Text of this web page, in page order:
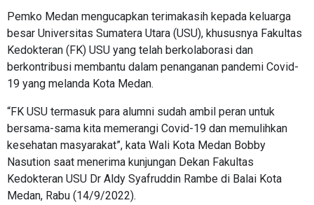
Pemko Medan mengucapkan terimakasih kepada keluarga
besar Universitas Sumatera Utara (USU), khususnya Fakultas
Kedokteran (FK) USU yang telah berkolaborasi dan
berkontribusi membantu dalam penanganan pandemi Covid-
19 yang melanda Kota Medan.
“FK USU termasuk para alumni sudah ambil peran untuk
bersama-sama kita memerangi Covid-19 dan memulihkan
kesehatan masyarakat”, kata Wali Kota Medan Bobby
Nasution saat menerima kunjungan Dekan Fakultas
Kedokteran USU Dr Aldy Syafruddin Rambe di Balai Kota
Medan, Rabu (14/9/2022).